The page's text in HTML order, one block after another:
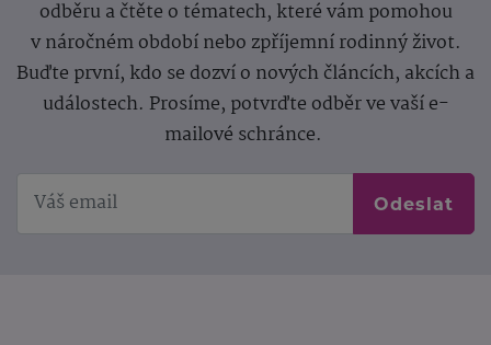
odběru a čtěte o tématech, které vám pomohou
v náročném období nebo zpříjemní rodinný život.
Buďte první, kdo se dozví o nových článcích, akcích a
událostech. Prosíme, potvrďte odběr ve vaší e-
mailové schránce.
Odeslat